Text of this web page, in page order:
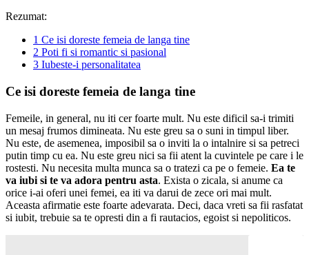
Rezumat:
1 Ce isi doreste femeia de langa tine
2 Poti fi si romantic si pasional
3 Iubeste-i personalitatea
Ce isi doreste femeia de langa tine
Femeile, in general, nu iti cer foarte mult. Nu este dificil sa-i trimiti
un mesaj frumos dimineata. Nu este greu sa o suni in timpul liber.
Nu este, de asemenea, imposibil sa o inviti la o intalnire si sa petreci
putin timp cu ea. Nu este greu nici sa fii atent la cuvintele pe care i le
rostesti. Nu necesita multa munca sa o tratezi ca pe o femeie. Ea te
va iubi si te va adora pentru asta. Exista o zicala, si anume ca
orice i-ai oferi unei femei, ea iti va darui de zece ori mai mult.
Aceasta afirmatie este foarte adevarata. Deci, daca vreti sa fii rasfatat
si iubit, trebuie sa te opresti din a fi rautacios, egoist si nepoliticos.